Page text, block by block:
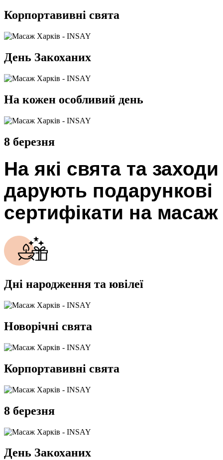
Корпортавивні свята
День Закоханих
На кожен особливий день
8 березня
На які свята та заходи
дарують подарункові
сертифікати на масаж
Дні народження та ювілеї
Новорічні свята
Корпортавивні свята
8 березня
День Закоханих